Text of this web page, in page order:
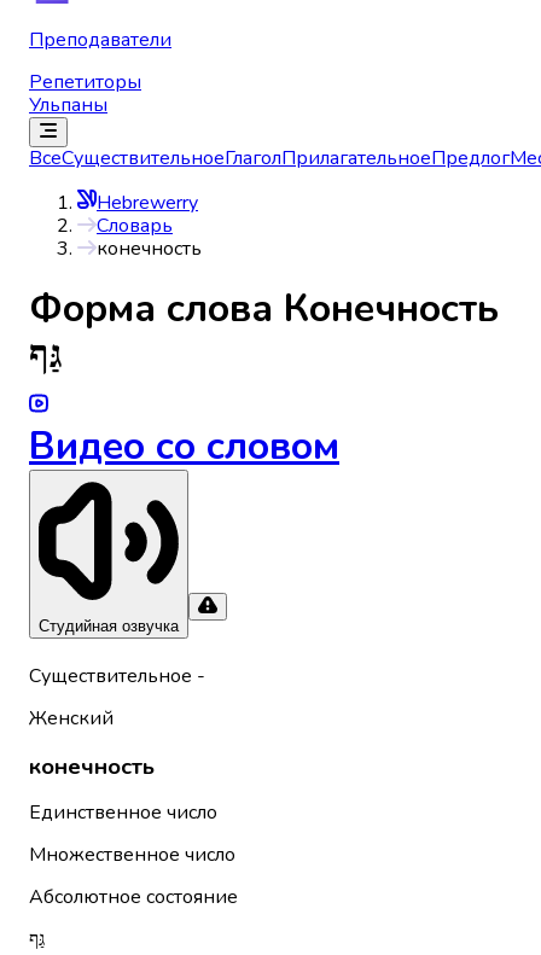
Преподаватели
Репетиторы
Ульпаны
ВсеСуществительноеГлаголПрилагательноеПредлог
Hebrewerry
Словарь
конечность
Форма слова Конечность
גַּף
Видео со словом
Студийная озвучка
Существительное -
Женский
конечность
Единственное число
Множественное число
Абсолютное состояние
גַּף